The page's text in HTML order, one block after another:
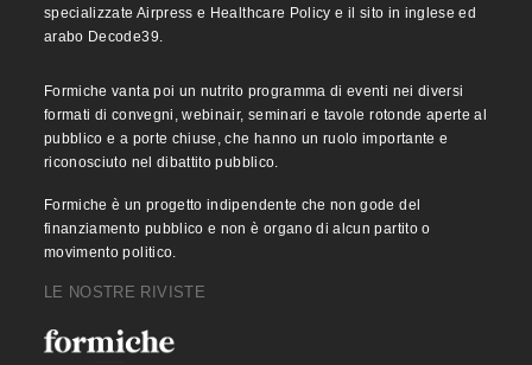
specializzate Airpress e Healthcare Policy e il sito in inglese ed
arabo Decode39.
Formiche vanta poi un nutrito programma di eventi nei diversi
formati di convegni, webinair, seminari e tavole rotonde aperte al
pubblico e a porte chiuse, che hanno un ruolo importante e
riconosciuto nel dibattito pubblico.
Formiche è un progetto indipendente che non gode del
finanziamento pubblico e non è organo di alcun partito o
movimento politico.
LE NOSTRE RIVISTE